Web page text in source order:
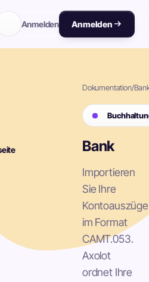
Anmelden Anmelden
Dokumentation/
Bank
Importieren
Sie Ihre
Kontoauszüge
im Format
CAMT.053.
Axolot
ordnet Ihre